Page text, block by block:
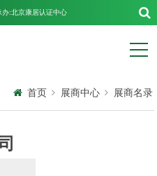
:北京康居认证中心
首页 展商中心 展商名录